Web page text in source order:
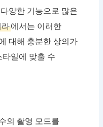
양한 기능으로 많은
에서는 이러한
대해 충분한 상의가
일에 맞출 수
의 촬영 모드를